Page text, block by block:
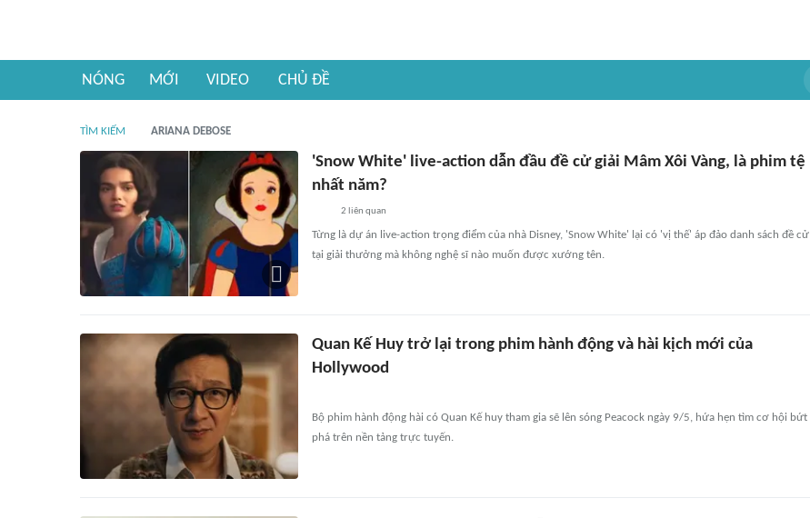
NÓNG MỚI VIDEO CHỦ ĐỀ
TÌM KIẾM ARIANA DEBOSE
'Snow White' live-action dẫn đầu đề cử giải Mâm Xôi Vàng, là phim tệ
nhất năm?
2 liên quan
Từng là dự án live-action trọng điểm của nhà Disney, 'Snow White' lại có 'vị thế' áp đảo danh sách đề cử
tại giải thưởng mà không nghệ sĩ nào muốn được xướng tên.
Quan Kế Huy trở lại trong phim hành động và hài kịch mới của
Hollywood
Bộ phim hành động hài có Quan Kế huy tham gia sẽ lên sóng Peacock ngày 9/5, hứa hẹn tìm cơ hội bứt
phá trên nền tảng trực tuyến.